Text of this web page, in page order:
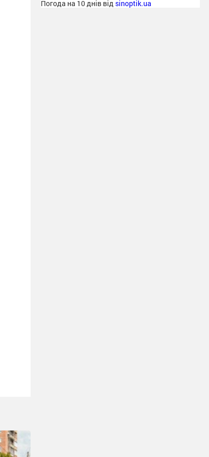
Погода на 10 днів від sinoptik.ua